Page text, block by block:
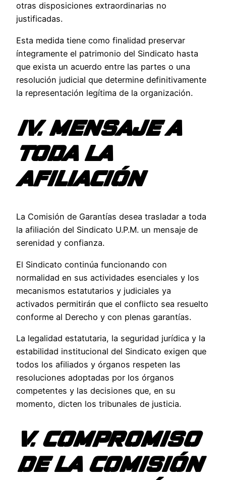
otras disposiciones extraordinarias no
justificadas.
Esta medida tiene como finalidad preservar
íntegramente el patrimonio del Sindicato hasta
que exista un acuerdo entre las partes o una
resolución judicial que determine definitivamente
la representación legítima de la organización.
IV. MENSAJE A
TODA LA
AFILIACIÓN
La Comisión de Garantías desea trasladar a toda
la afiliación del Sindicato U.P.M. un mensaje de
serenidad y confianza.
El Sindicato continúa funcionando con
normalidad en sus actividades esenciales y los
mecanismos estatutarios y judiciales ya
activados permitirán que el conflicto sea resuelto
conforme al Derecho y con plenas garantías.
La legalidad estatutaria, la seguridad jurídica y la
estabilidad institucional del Sindicato exigen que
todos los afiliados y órganos respeten las
resoluciones adoptadas por los órganos
competentes y las decisiones que, en su
momento, dicten los tribunales de justicia.
V. COMPROMISO
DE LA COMISIÓN